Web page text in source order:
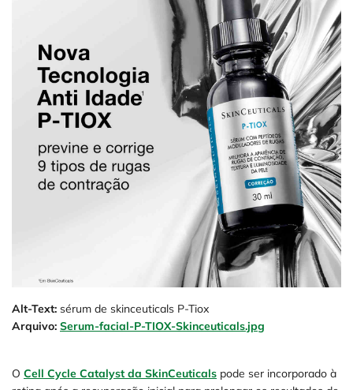
Alt-Text: sérum de skinceuticals P-Tiox
Arquivo: Serum-facial-P-TIOX-Skinceuticals.jpg
O Cell Cycle Catalyst da SkinCeuticals pode ser incorporado à